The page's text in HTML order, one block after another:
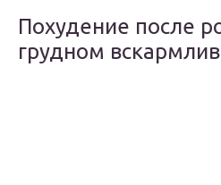
Похудение после
грудном